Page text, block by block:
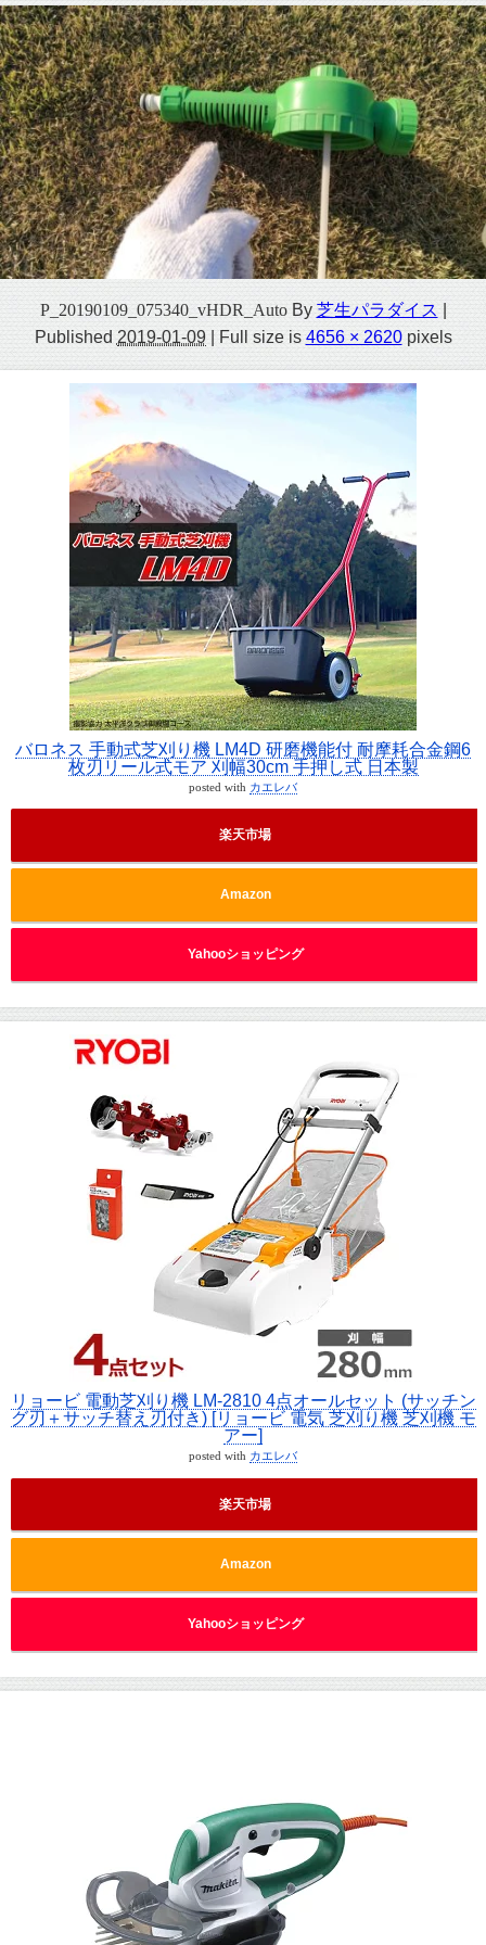
P_20190109_075340_vHDR_Auto By 芝生パラダイス
Published 2019-01-09 |Full size is4656 × 2620pixels
バロネス 手動式芝刈り機 LM4D 研磨機能付 耐摩耗合金鋼6
枚刃リール式モア 刈幅30cm 手押し式 日本製
posted with カエレバ
楽天市場
Amazon
Yahooショッピング
リョービ 電動芝刈り機 LM-2810 4点オールセット (サッチン
グ刃＋サッチ替え刃付き) [リョービ 電気 芝刈り機 芝刈機 モ
アー]
posted with カエレバ
楽天市場
Amazon
Yahooショッピング